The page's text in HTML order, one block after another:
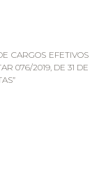
CARGOS EFETIVOS
076/2019, DE 31 DE